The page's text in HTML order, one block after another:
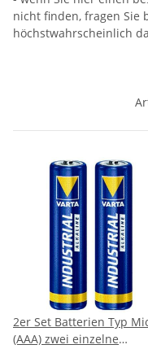
nicht finden, fragen Sie
höchstwahrscheinlich
2er Set Batterien Typ
(AAA) zwei einzelne